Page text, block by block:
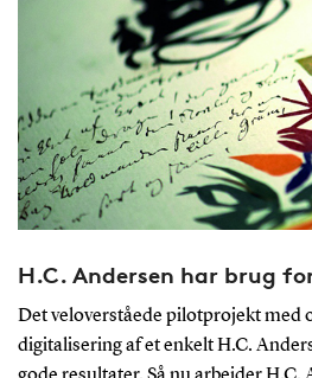
H.C. Andersen har brug
Det veloverståede pilotprojekt med
digitalisering af et enkelt H.C.